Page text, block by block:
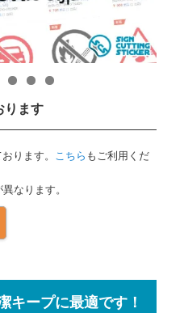
ります
ります。 こちら もご利用くだ
なります。
キープに最適です！